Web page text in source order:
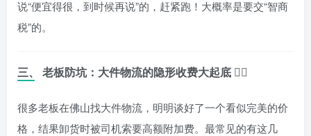
说“便宜得很，到时候再说”的，赶紧跑！大概率是要交“智商
税”的。
三、 老板防坑：大件物流的隐形收费大起底 🕵️‍♂️
很多老板在佛山找大件物流，明明谈好了一个看似完美的价
格，结果卸货时被司机索要高额附加费。最常见的有这几